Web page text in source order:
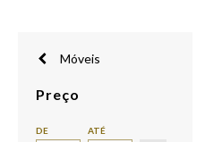
Móveis
Preço
DE ATÉ